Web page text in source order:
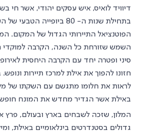
דיוויד לואיס, איש עסקים יהודי, אשר חי
בתחילת שנות ה- 80 ביופייה
הפוטנציאל התיירותי הגדול של המקום.
השמש שזורחת כל השנה, הקרבה למוקדי
סיני ופטרה יחד עם הקרבה היחסית
לראות את חלומו מתגשם עם השקתו של
באילת אשר הגדיר מחדש את המונח
המלון, שזכה לשבחים בארץ ובעולם, פרץ
גדולים בסטנדרטים בינלאומיים באילת,